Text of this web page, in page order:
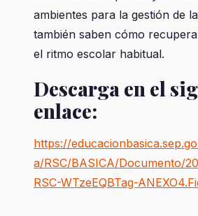
ambientes para la gestión de
también saben cómo
el ritmo escolar habitual.
Descarga en el
enlace:
https://
a/RSC/BASICA/Documento/
RSC-WTzeEQBTag-